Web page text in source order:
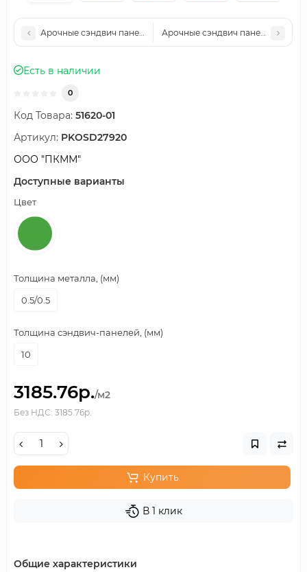
Арочные сэндвич панели пенополиуретан, ширина 1200 мм,
Арочные сэндвич панели
Есть в наличии
0
Код Товара: 51620-01
Артикул: PKOSD27920
ООО "ПКММ"
Доступные варианты
Цвет
Толщина металла, (мм)
0.5/0.5
Толщина сэндвич-панелей, (мм)
10
3185.76р./м2
Без НДС: 3185.76р.
Купить
В 1 клик
Общие характеристики